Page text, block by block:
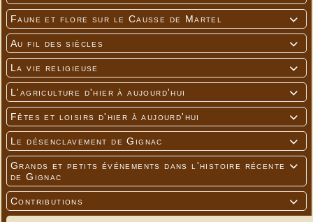

Faune et flore sur le Causse de Martel

Au fil des siècles

La vie religieuse

L'agriculture d'hier à aujourd'hui

Fêtes et loisirs d'hier à aujourd'hui

Le désenclavement de Gignac

Grands et petits événements dans l'histoire récente
de Gignac

Contributions